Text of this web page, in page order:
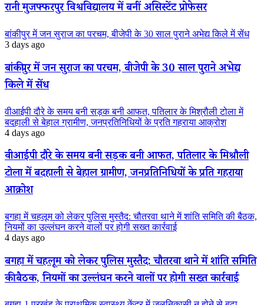
रानी मुजफ्फरपुर विश्वविद्यालय में बनीं असिस्टेंट प्रोफेसर
बांकीपुर में जन सुराज का परचम, बीजेपी के 30 साल पुराने अभेद्य किले में सेंध
3 days ago
बांकीपुर में जन सुराज का परचम, बीजेपी के 30 साल पुराने अभेद्य
किले में सेंध
वीआईपी दौरे के समय बनी सड़क बनी आफत, पतिलार के मिश्रौली टोला में
बदहाली से बेहाल ग्रामीण, जनप्रतिनिधियों के प्रति गहराया आक्रोश
4 days ago
वीआईपी दौरे के समय बनी सड़क बनी आफत, पतिलार के मिश्रौली
टोला में बदहाली से बेहाल ग्रामीण, जनप्रतिनिधियों के प्रति गहराया
आक्रोश
बगहा में चहलूम को लेकर पुलिस मुस्तैद: चौतरवा थाने में शांति समिति की बैठक,
नियमों का उल्लंघन करने वालों पर होगी सख्त कार्रवाई
4 days ago
बगहा में चहलूम को लेकर पुलिस मुस्तैद: चौतरवा थाने में शांति समिति
की बैठक, नियमों का उल्लंघन करने वालों पर होगी सख्त कार्रवाई